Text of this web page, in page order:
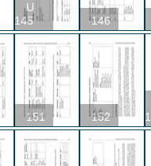
U
145
146
151 152